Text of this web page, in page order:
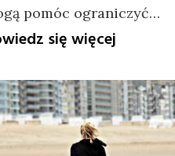
pomóc ograniczyć…
się więcej
projekt
domu,
który
będzie
tani